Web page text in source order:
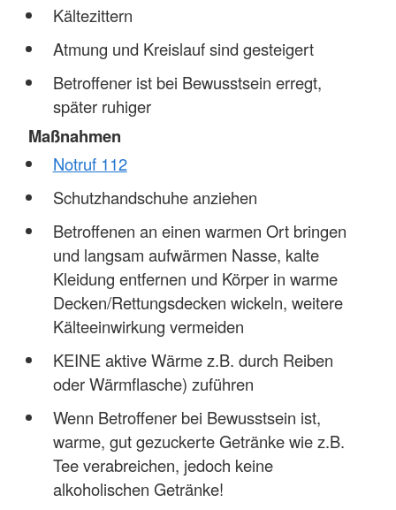
Kältezittern
Atmung und Kreislauf sind gesteigert
Betroffener ist bei Bewusstsein erregt,
später ruhiger
Maßnahmen
Notruf 112
Schutzhandschuhe anziehen
Betroffenen an einen warmen Ort bringen
und langsam aufwärmen Nasse, kalte
Kleidung entfernen und Körper in warme
Decken/Rettungsdecken wickeln, weitere
Kälteeinwirkung vermeiden
KEINE aktive Wärme z.B. durch Reiben
oder Wärmflasche) zuführen
Wenn Betroffener bei Bewusstsein ist,
warme, gut gezuckerte Getränke wie z.B.
Tee verabreichen, jedoch keine
alkoholischen Getränke!